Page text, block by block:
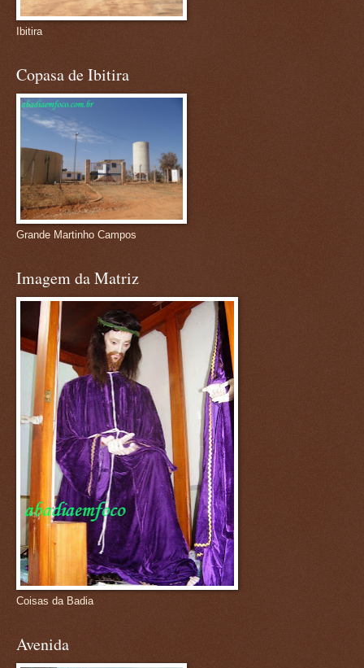
Ibitira
Copasa de Ibitira
Grande Martinho Campos
Imagem da Matriz
Coisas da Badia
Avenida